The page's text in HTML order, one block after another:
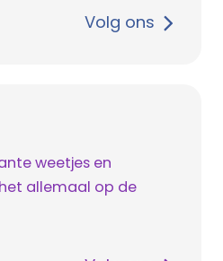
Volg ons
weetjes en
allemaal op de